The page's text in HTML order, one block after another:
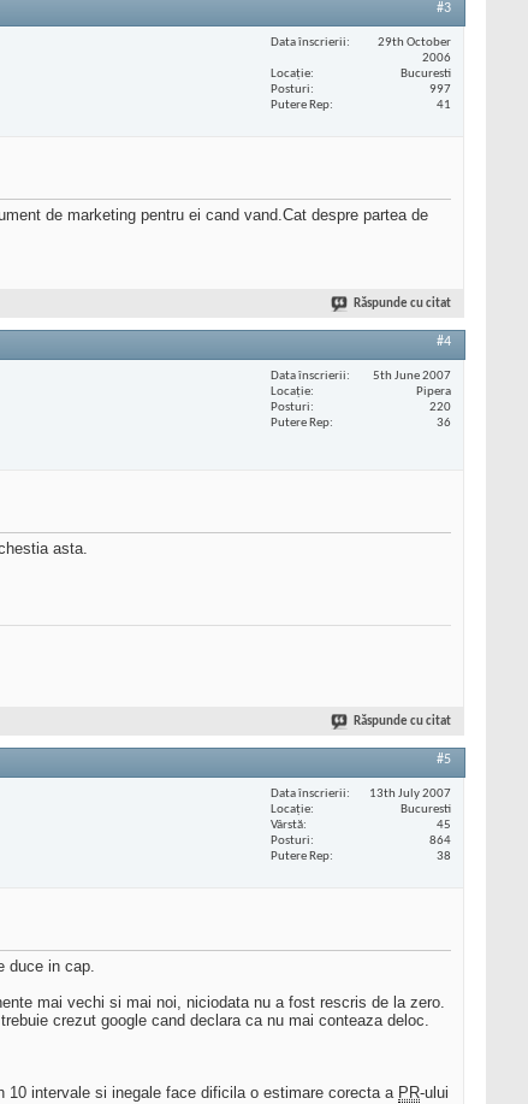
#3
Data înscrierii
29th October
2006
Locaţie
Bucuresti
Posturi
997
Putere Rep
41
de marketing pentru ei cand vand.Cat despre partea de
Răspunde cu citat
#4
Data înscrierii
5th June 2007
Locaţie
Pipera
Posturi
220
Putere Rep
36
asta.
Răspunde cu citat
#5
Data înscrierii
13th July 2007
Locaţie
Bucuresti
Vârstă
45
Posturi
864
Putere Rep
38
duce in cap.
mai vechi si mai noi, niciodata nu a fost rescris de la zero.
crezut google cand declara ca nu mai conteaza deloc.
intervale si inegale face dificila o estimare corecta a PR-ului